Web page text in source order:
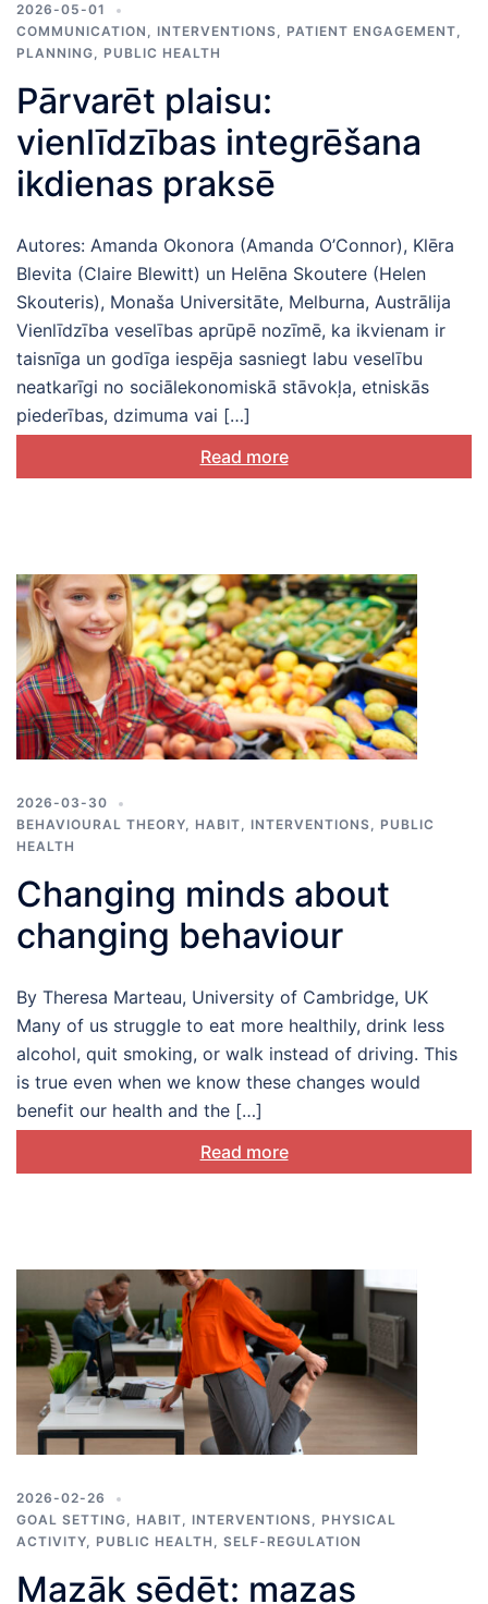
2026-05-01
COMMUNICATION , INTERVENTIONS, PATIENT ENGAGEMENT,
PLANNING, PUBLIC HEALTH
Pārvarēt plaisu:
vienlīdzības integrēšana
ikdienas praksē
Autores: Amanda Okonora (Amanda O’Connor), Klēra
Blevita (Claire Blewitt) un Helēna Skoutere (Helen
Skouteris), Monaša Universitāte, Melburna, Austrālija
Vienlīdzība veselības aprūpē nozīmē, ka ikvienam ir
taisnīga un godīga iespēja sasniegt labu veselību
neatkarīgi no sociālekonomiskā stāvokļa, etniskās
piederības, dzimuma vai […]
Read more
2026-03-30
BEHAVIOURAL THEORY, HABIT, INTERVENTIONS, PUBLIC
HEALTH
Changing minds about
changing behaviour
By Theresa Marteau, University of Cambridge, UK
Many of us struggle to eat more healthily, drink less
alcohol, quit smoking, or walk instead of driving. This
is true even when we know these changes would
benefit our health and the […]
Read more
2026-02-26
GOAL SETTING, HABIT, INTERVENTIONS, PHYSICAL
ACTIVITY, PUBLIC HEALTH , SELF-REGULATION
Mazāk sēdēt: mazas